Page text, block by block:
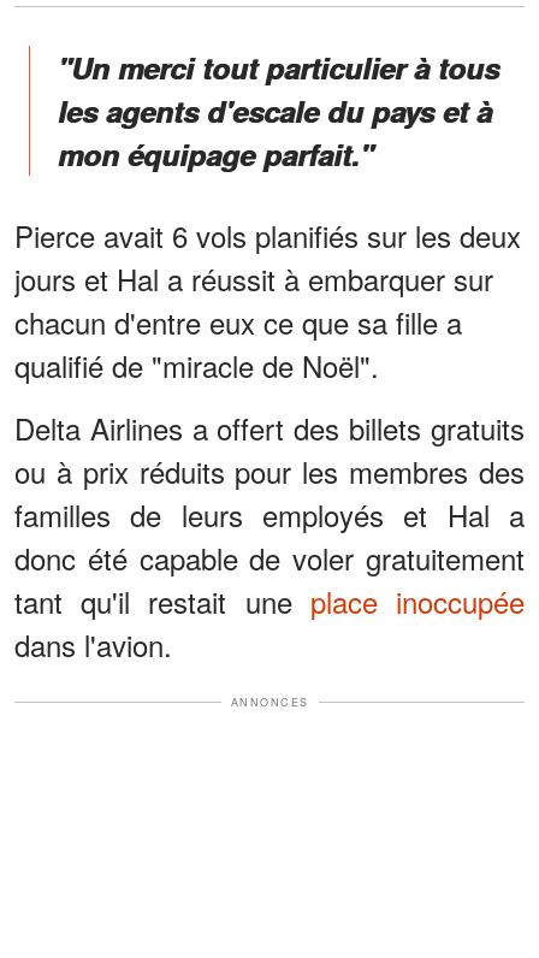
"Un merci tout particulier à tous
les agents d'escale du pays et à
mon équipage parfait."
Pierce avait 6 vols planifiés sur les deux
jours et Hal a réussit à embarquer sur
chacun d'entre eux ce que sa fille a
qualifié de "miracle de Noël".
Delta Airlines a offert des billets gratuits
ou à prix réduits pour les membres des
familles de leurs employés et Hal a
donc été capable de voler gratuitement
tant qu'il restait une place inoccupée
dans l'avion.
ANNONCES